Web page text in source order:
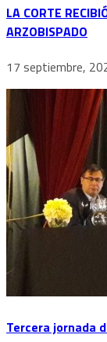
LA CORTE
ARZOBISPADO
17 septiembre,
Tercera jornada